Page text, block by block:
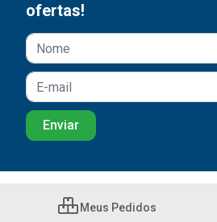
ofertas!
Meus Pedidos